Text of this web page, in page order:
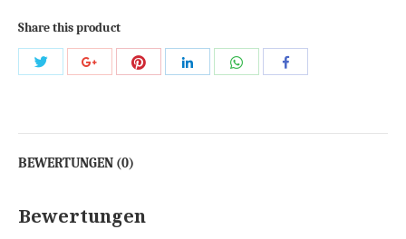
Share this product
Share
Share
Share
Share
Share
BEWERTUNGEN (0)
Bewertungen